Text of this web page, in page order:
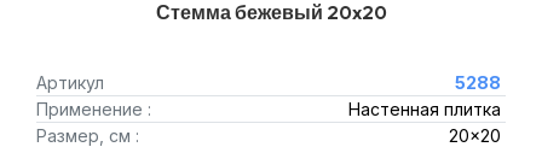
Стемма бежевый 20x20
Артикул
5288
Применение :
Настенная плитка
Размер, см :
20x20